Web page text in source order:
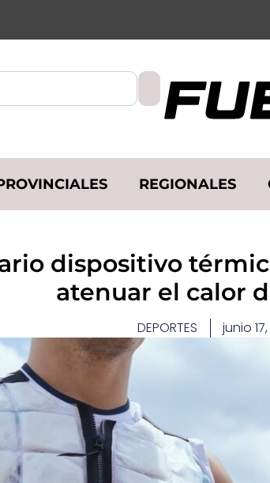
REGIONALES
dispositivo
atenuar el calor
DEPORTES junio